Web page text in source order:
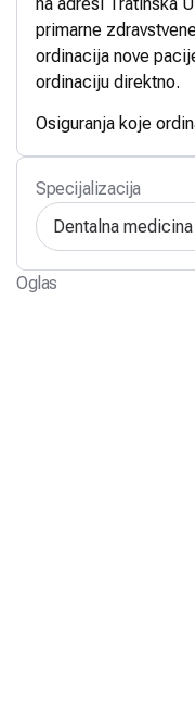
primarne
ordinacija nove
ordinaciju direktno.
Osiguranja koje
Specijalizacija
Dentalna
Oglas